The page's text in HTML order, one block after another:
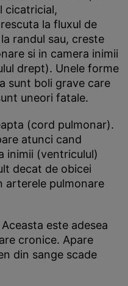
cicatricial,
la fluxul de
randul sau, creste
si in camera inimii
drept). Unele forme
sunt boli grave care
uneori fatale.
(cord pulmonar).
atunci cand
inimii (ventriculul)
decat de obicei
arterele pulmonare
este adesea
cronice. Apare
din sange scade